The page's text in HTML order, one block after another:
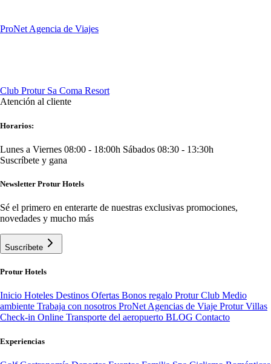
ProNet Agencia de Viajes
Club Protur Sa Coma Resort
Atención al cliente
Horarios:
Lunes a Viernes 08:00 - 18:00h Sábados 08:30 - 13:30h
Suscríbete y gana
Newsletter Protur Hotels
Sé el primero en enterarte de nuestras exclusivas promociones,
novedades y mucho más
Suscríbete
Protur Hotels
Inicio Hoteles Destinos Ofertas Bonos regalo Protur Club Medio
ambiente Trabaja con nosotros ProNet Agencias de Viaje Protur Villas
Check-in Online Transporte del aeropuerto BLOG Contacto
Experiencias